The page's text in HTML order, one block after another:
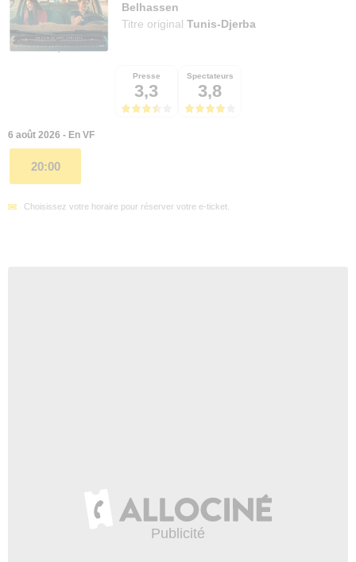
Belhassen
Titre originalTunis-Djerba
Presse
3,3
Spectateurs
3,8
6 août 2026 - En VF
20:00
Choisissez votre horaire pour réserver votre e-ticket.